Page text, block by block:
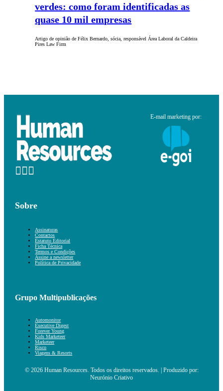
verdes: como foram identificadas as
quase 10 mil empresas
Artigo de opinião de Félix Bernardo, sócia, responsável Área Laboral da Caldeira
Pires Law Firm
E-mail marketing por:
Sobre
Assinaturas
Contactos
Estatuto Editorial
Ficha Técnica
Termos e Condições
Assine a newsletter
Política de Privacidade
Grupo Multipublicações
Automonitor
Executive Digest
Forever Young
Kids Marketeer
Marketeer
Risco
Viagens & Resorts
© 2026 Human Resources. Todos os direitos reservados. | Produzido por:
Neurónio Criativo